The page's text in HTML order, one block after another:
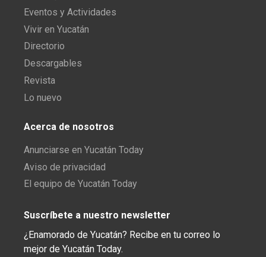
Eventos y Actividades
Vivir en Yucatán
Directorio
Descargables
Revista
Lo nuevo
Acerca de nosotros
Anunciarse en Yucatán Today
Aviso de privacidad
El equipo de Yucatán Today
Suscríbete a nuestro newsletter
¿Enamorado de Yucatán? Recibe en tu correo lo
mejor de Yucatán Today.